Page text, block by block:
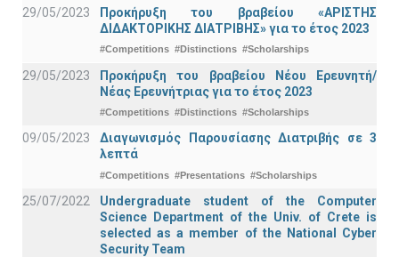
29/05/2023
Προκήρυξη του βραβείου «ΑΡΙΣΤΗΣ
ΔΙΔΑΚΤΟΡΙΚΗΣ ΔΙΑΤΡΙΒΗΣ» για το έτος 2023
#Competitions #Distinctions #Scholarships
29/05/2023
Προκήρυξη του βραβείου Νέου Ερευνητή/
Νέας Ερευνήτριας για το έτος 2023
#Competitions #Distinctions #Scholarships
09/05/2023
Διαγωνισμός Παρουσίασης Διατριβής σε 3
λεπτά
#Competitions #Presentations #Scholarships
25/07/2022
Undergraduate student of the Computer
Science Department of the Univ. of Crete is
selected as a member of the National Cyber
Security Team